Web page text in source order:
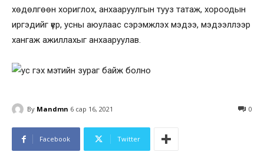
хөдөлгөөн хориглох, анхааруулгын тууз татаж, хороодын
иргэдийг үер, усны аюулаас сэрэмжлэх мэдээ, мэдээллээр
хангаж ажиллахыг анхааруулав.
By Mandmn 6 сар 16, 2021 0
Facebook Twitter